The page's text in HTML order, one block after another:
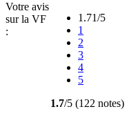
Votre avis
sur la VF
:
1.71/5
1
2
3
4
5
1.7/5 (122 notes)